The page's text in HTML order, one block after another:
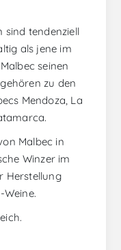
sind tendenziell
als jene im
seinen
zu den
Mendoza, La
Malbec in
Winzer im
Herstellung